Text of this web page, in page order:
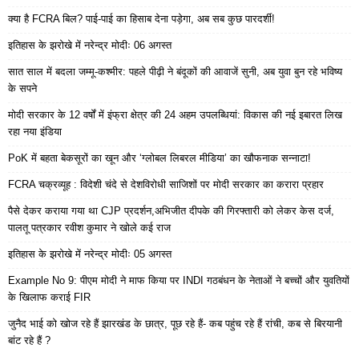
क्या है FCRA बिल? पाई-पाई का हिसाब देना पड़ेगा, अब सब कुछ पारदर्शी!
इतिहास के झरोखे में नरेन्द्र मोदीः 06 अगस्त
सात साल में बदला जम्मू-कश्मीर: पहले पीढ़ी ने बंदूकों की आवाजें सुनी, अब युवा बुन रहे भविष्य
के सपने
मोदी सरकार के 12 वर्षों में इंफ्रा क्षेत्र की 24 अहम उपलब्धियां: विकास की नई इबारत लिख
रहा नया इंडिया
PoK में बहता बेकसूरों का खून और ‘ग्लोबल लिबरल मीडिया’ का खौफनाक सन्नाटा!
FCRA चक्रव्यूह : विदेशी चंदे से देशविरोधी साजिशों पर मोदी सरकार का करारा प्रहार
पैसे देकर कराया गया था CJP प्रदर्शन,अभिजीत दीपके की गिरफ्तारी को लेकर केस दर्ज,
पालतू पत्रकार रवीश कुमार ने खोले कई राज
इतिहास के झरोखे में नरेन्द्र मोदीः 05 अगस्त
Example No 9: पीएम मोदी ने माफ किया पर INDI गठबंधन के नेताओं ने बच्चों और युवतियों
के खिलाफ कराई FIR
जुनैद भाई को खोज रहे हैं झारखंड के छात्र, पूछ रहे हैं- कब पहुंच रहे हैं रांची, कब से बिरयानी
बांट रहे हैं ?